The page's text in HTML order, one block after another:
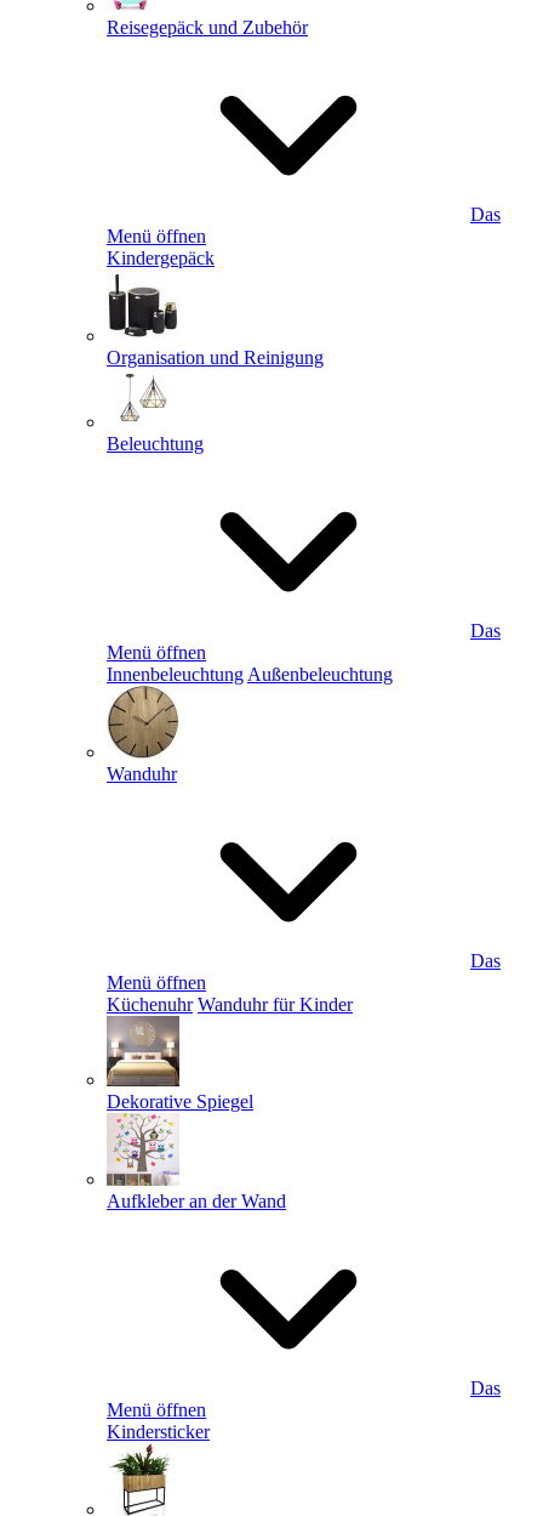
Reisegepäck und Zubehör
Das
Menü öffnen
Kindergepäck
Organisation und Reinigung
Beleuchtung
Das
Menü öffnen
Innenbeleuchtung Außenbeleuchtung
Wanduhr
Das
Menü öffnen
Küchenuhr Wanduhr für Kinder
Dekorative Spiegel
Aufkleber an der Wand
Das
Menü öffnen
Kindersticker